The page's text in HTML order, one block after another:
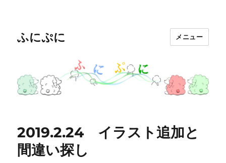
ふにぷに メニュー
2019.2.24 イラスト追加と
間違い探し